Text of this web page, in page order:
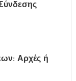
Αρχές ή